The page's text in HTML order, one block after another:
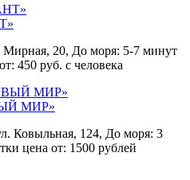
Мирная, 20, До моря: 5-7 минут
450 руб. с человека
МИР»
Ковыльная, 124, До моря: 3
цена от: 1500 рублей